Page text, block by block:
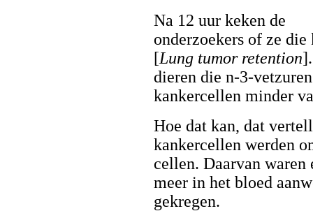
Na 12 uur keken de
onderzoekers of ze
[Lung tumor retention
dieren die n-3-
kankercellen minder
Hoe dat kan, dat
kankercellen werden
cellen. Daarvan waren
meer in het bloed
gekregen.